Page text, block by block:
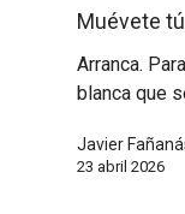
Muévete tú
Arranca.
blanca que
Javier
23 abril 2026